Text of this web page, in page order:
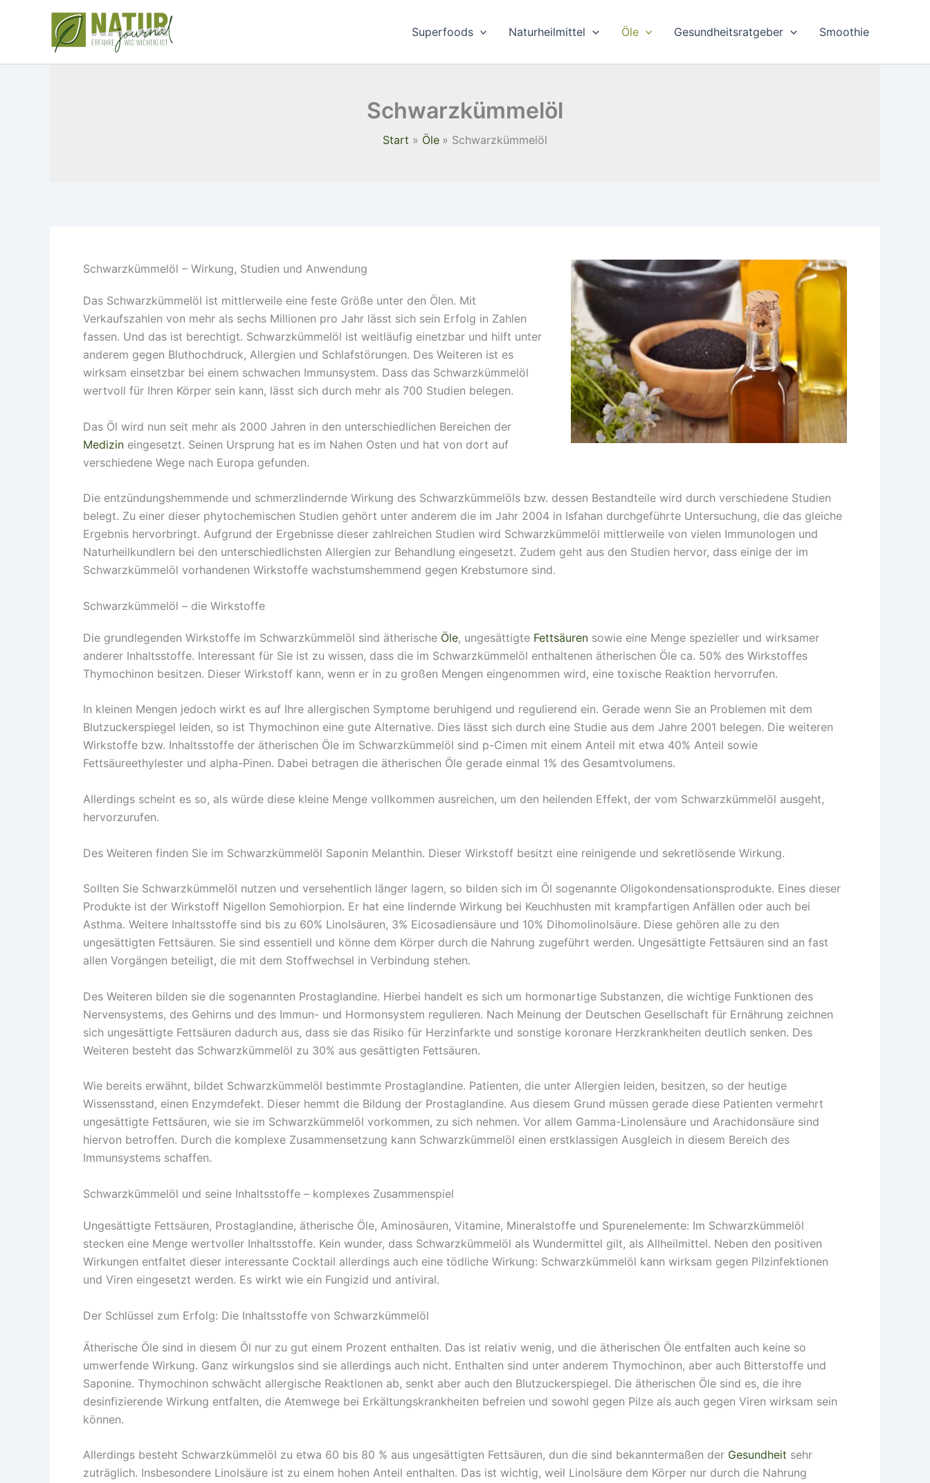
Superfoods Naturheilmittel Öle Gesundheitsratgeber Smoothie
Schwarzkümmelöl
Start Öle Schwarzkümmelöl
Schwarzkümmelöl – Wirkung, Studien und Anwendung
Das Schwarzkümmelöl ist mittlerweile eine feste Größe unter den Ölen. Mit
Verkaufszahlen von mehr als sechs Millionen pro Jahr lässt sich sein Erfolg in Zahlen
fassen. Und das ist berechtigt. Schwarzkümmelöl ist weitläufig einetzbar und hilft unter
anderem gegen Bluthochdruck, Allergien und Schlafstörungen. Des Weiteren ist es
wirksam einsetzbar bei einem schwachen Immunsystem. Dass das Schwarzkümmelöl
wertvoll für Ihren Körper sein kann, lässt sich durch mehr als 700 Studien belegen.
Das Öl wird nun seit mehr als 2000 Jahren in den unterschiedlichen Bereichen der
Medizin eingesetzt. Seinen Ursprung hat es im Nahen Osten und hat von dort auf
verschiedene Wege nach Europa gefunden.
Die entzündungshemmende und schmerzlindernde Wirkung des Schwarzkümmelöls bzw. dessen Bestandteile wird durch verschiedene Studien
belegt. Zu einer dieser phytochemischen Studien gehört unter anderem die im Jahr 2004 in Isfahan durchgeführte Untersuchung, die das gleiche
Ergebnis hervorbringt. Aufgrund der Ergebnisse dieser zahlreichen Studien wird Schwarzkümmelöl mittlerweile von vielen Immunologen und
Naturheilkundlern bei den unterschiedlichsten Allergien zur Behandlung eingesetzt. Zudem geht aus den Studien hervor, dass einige der im
Schwarzkümmelöl vorhandenen Wirkstoffe wachstumshemmend gegen Krebstumore sind.
Schwarzkümmelöl – die Wirkstoffe
Die grundlegenden Wirkstoffe im Schwarzkümmelöl sind ätherische Öle, ungesättigte Fettsäuren sowie eine Menge spezieller und wirksamer
anderer Inhaltsstoffe. Interessant für Sie ist zu wissen, dass die im Schwarzkümmelöl enthaltenen ätherischen Öle ca. 50% des Wirkstoffes
Thymochinon besitzen. Dieser Wirkstoff kann, wenn er in zu großen Mengen eingenommen wird, eine toxische Reaktion hervorrufen.
In kleinen Mengen jedoch wirkt es auf Ihre allergischen Symptome beruhigend und regulierend ein. Gerade wenn Sie an Problemen mit dem
Blutzuckerspiegel leiden, so ist Thymochinon eine gute Alternative. Dies lässt sich durch eine Studie aus dem Jahre 2001 belegen. Die weiteren
Wirkstoffe bzw. Inhaltsstoffe der ätherischen Öle im Schwarzkümmelöl sind p-Cimen mit einem Anteil mit etwa 40% Anteil sowie
Fettsäureethylester und alpha-Pinen. Dabei betragen die ätherischen Öle gerade einmal 1% des Gesamtvolumens.
Allerdings scheint es so, als würde diese kleine Menge vollkommen ausreichen, um den heilenden Effekt, der vom Schwarzkümmelöl ausgeht,
hervorzurufen.
Des Weiteren finden Sie im Schwarzkümmelöl Saponin Melanthin. Dieser Wirkstoff besitzt eine reinigende und sekretlösende Wirkung.
Sollten Sie Schwarzkümmelöl nutzen und versehentlich länger lagern, so bilden sich im Öl sogenannte Oligokondensationsprodukte. Eines dieser
Produkte ist der Wirkstoff Nigellon Semohiorpion. Er hat eine lindernde Wirkung bei Keuchhusten mit krampfartigen Anfällen oder auch bei
Asthma. Weitere Inhaltsstoffe sind bis zu 60% Linolsäuren, 3% Eicosadiensäure und 10% Dihomolinolsäure. Diese gehören alle zu den
ungesättigten Fettsäuren. Sie sind essentiell und könne dem Körper durch die Nahrung zugeführt werden. Ungesättigte Fettsäuren sind an fast
allen Vorgängen beteiligt, die mit dem Stoffwechsel in Verbindung stehen.
Des Weiteren bilden sie die sogenannten Prostaglandine. Hierbei handelt es sich um hormonartige Substanzen, die wichtige Funktionen des
Nervensystems, des Gehirns und des Immun- und Hormonsystem regulieren. Nach Meinung der Deutschen Gesellschaft für Ernährung zeichnen
sich ungesättigte Fettsäuren dadurch aus, dass sie das Risiko für Herzinfarkte und sonstige koronare Herzkrankheiten deutlich senken. Des
Weiteren besteht das Schwarzkümmelöl zu 30% aus gesättigten Fettsäuren.
Wie bereits erwähnt, bildet Schwarzkümmelöl bestimmte Prostaglandine. Patienten, die unter Allergien leiden, besitzen, so der heutige
Wissensstand, einen Enzymdefekt. Dieser hemmt die Bildung der Prostaglandine. Aus diesem Grund müssen gerade diese Patienten vermehrt
ungesättigte Fettsäuren, wie sie im Schwarzkümmelöl vorkommen, zu sich nehmen. Vor allem Gamma-Linolensäure und Arachidonsäure sind
hiervon betroffen. Durch die komplexe Zusammensetzung kann Schwarzkümmelöl einen erstklassigen Ausgleich in diesem Bereich des
Immunsystems schaffen.
Schwarzkümmelöl und seine Inhaltsstoffe – komplexes Zusammenspiel
Ungesättigte Fettsäuren, Prostaglandine, ätherische Öle, Aminosäuren, Vitamine, Mineralstoffe und Spurenelemente: Im Schwarzkümmelöl
stecken eine Menge wertvoller Inhaltsstoffe. Kein wunder, dass Schwarzkümmelöl als Wundermittel gilt, als Allheilmittel. Neben den positiven
Wirkungen entfaltet dieser interessante Cocktail allerdings auch eine tödliche Wirkung: Schwarzkümmelöl kann wirksam gegen Pilzinfektionen
und Viren eingesetzt werden. Es wirkt wie ein Fungizid und antiviral.
Der Schlüssel zum Erfolg: Die Inhaltsstoffe von Schwarzkümmelöl
Ätherische Öle sind in diesem Öl nur zu gut einem Prozent enthalten. Das ist relativ wenig, und die ätherischen Öle entfalten auch keine so
umwerfende Wirkung. Ganz wirkungslos sind sie allerdings auch nicht. Enthalten sind unter anderem Thymochinon, aber auch Bitterstoffe und
Saponine. Thymochinon schwächt allergische Reaktionen ab, senkt aber auch den Blutzuckerspiegel. Die ätherischen Öle sind es, die ihre
desinfizierende Wirkung entfalten, die Atemwege bei Erkältungskrankheiten befreien und sowohl gegen Pilze als auch gegen Viren wirksam sein
können.
Allerdings besteht Schwarzkümmelöl zu etwa 60 bis 80 % aus ungesättigten Fettsäuren, dun die sind bekanntermaßen der Gesundheit sehr
zuträglich. Insbesondere Linolsäure ist zu einem hohen Anteil enthalten. Das ist wichtig, weil Linolsäure dem Körper nur durch die Nahrung